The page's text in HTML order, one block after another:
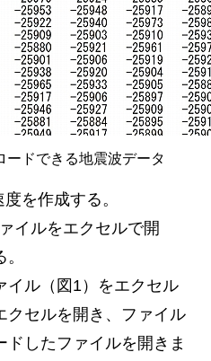
ドできる地震波データ
を作成する。
イルをエクセルで開
ル（図1）をエクセル
クセルを開き、ファイル
ドしたファイルを開きま